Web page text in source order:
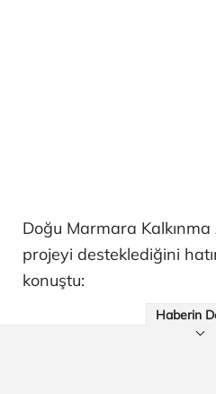
Doğu Marmara Kalkınma
projeyi desteklediğini
konuştu:
Haberin